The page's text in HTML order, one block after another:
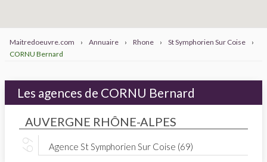
Maitredoeuvre.com › Annuaire › Rhone › St Symphorien Sur Coise
›
CORNU Bernard
Les agences de CORNU Bernard
AUVERGNE RHÔNE-ALPES
Agence St Symphorien Sur Coise (69)